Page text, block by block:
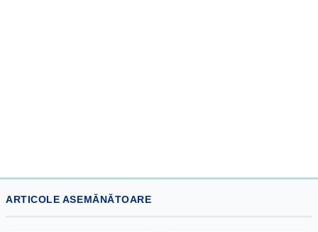
ARTICOLE ASEMĂNĂTOARE